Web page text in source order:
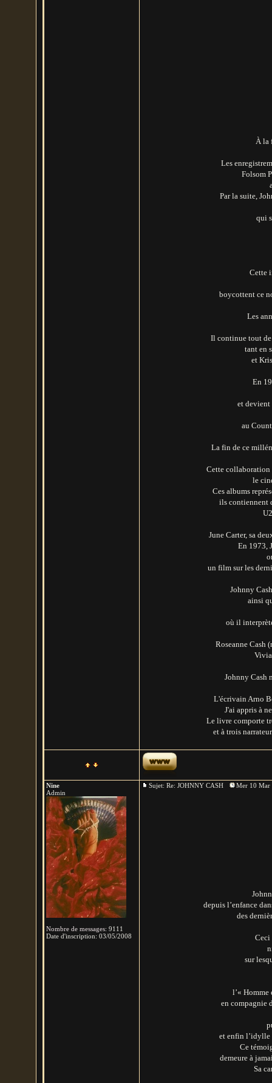
À la
Les
Folsom
Par la suite,
qui
Cette
boycottent ce
Les
Il continue tout de
tant en
et
En
et devient
au
La fin de ce
Cette collaboration
le
Ces albums
ils contiennent
June Carter, sa
En 1973,
un film sur les
Johnny
ainsi
où il
Roseanne Cash
Johnny Cash
L'écrivain Arno
J'ai appris à
Le livre comporte
et à trois
Nine
Admin
Nombre de messages: 9111
Date d'inscription: 03/05/2008
Sujet: Re: JOHNNY CASH Mer 10 Mar
depuis l’enfance
des
Ceci
sur
l’« Homme
en compagnie
et enfin l’idylle
Ce
demeure à
Sa